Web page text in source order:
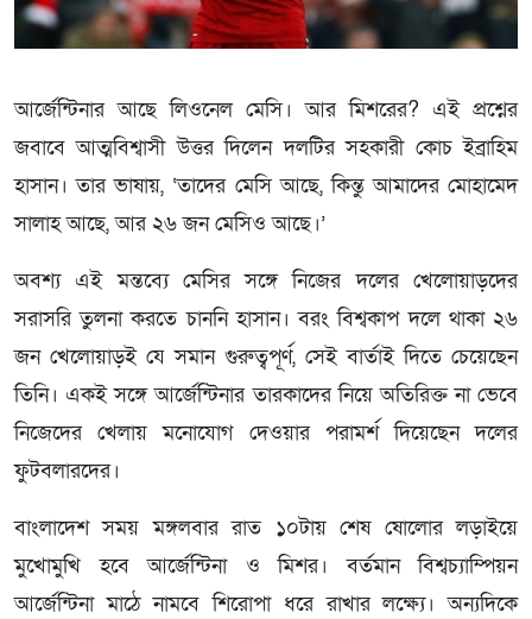
আর্জেন্টিনার আছে লিওনেল মেসি। আর মিশরের? এই প্রশ্নের
জবাবে আত্মবিশ্বাসী উত্তর দিলেন দলটির সহকারী কোচ ইব্রাহিম
হাসান। তার ভাষায়, ‘তাদের মেসি আছে, কিন্তু আমাদের মোহামেদ
সালাহ আছে, আর ২৬ জন মেসিও আছে।’
অবশ্য এই মন্তব্যে মেসির সঙ্গে নিজের দলের খেলোয়াড়দের
সরাসরি তুলনা করতে চাননি হাসান। বরং বিশ্বকাপ দলে থাকা ২৬
জন খেলোয়াড়ই যে সমান গুরুত্বপূর্ণ, সেই বার্তাই দিতে চেয়েছেন
তিনি। একই সঙ্গে আর্জেন্টিনার তারকাদের নিয়ে অতিরিক্ত না ভেবে
নিজেদের খেলায় মনোযোগ দেওয়ার পরামর্শ দিয়েছেন দলের
ফুটবলারদের।
বাংলাদেশ সময় মঙ্গলবার রাত ১০টায় শেষ ষোলোর লড়াইয়ে
মুখোমুখি হবে আর্জেন্টিনা ও মিশর। বর্তমান বিশ্বচ্যাম্পিয়ন
আর্জেন্টিনা মাঠে নামবে শিরোপা ধরে রাখার লক্ষ্যে। অন্যদিকে